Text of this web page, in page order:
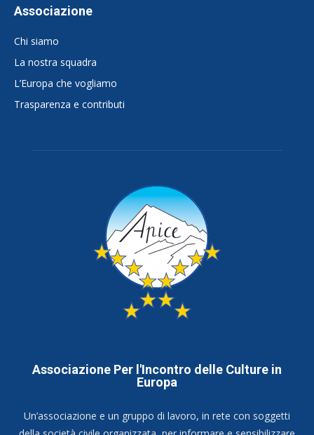
Associazione
Chi siamo
La nostra squadra
L’Europa che vogliamo
Trasparenza e contributi
Associazione Per l'Incontro delle Culture in
Europa
Un’associazione e un gruppo di lavoro, in rete con soggetti